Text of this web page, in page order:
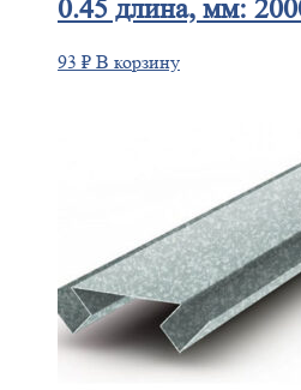
0.45 длина, мм:
93 ₽ В корзину